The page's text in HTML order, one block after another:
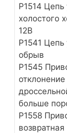
Р1514 Цепь
холостого
12В
Р1541 Цепь
обрыв
Р1545
больше
P1558